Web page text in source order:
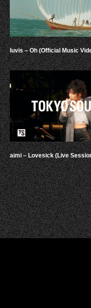
luvis – Oh (Official Music
aimi – Lovesick (Live